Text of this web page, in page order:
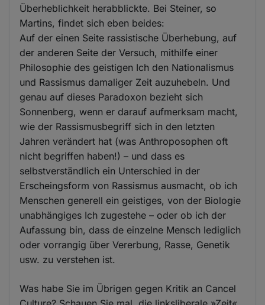
Überheblichkeit herabblickte. Bei Steiner, so
Martins, findet sich eben beides:
Auf der einen Seite rassistische Überhebung, auf
der anderen Seite der Versuch, mithilfe einer
Philosophie des geistigen Ich den Nationalismus
und Rassismus damaliger Zeit auzuhebeln. Und
genau auf dieses Paradoxon bezieht sich
Sonnenberg, wenn er darauf aufmerksam macht,
wie der Rassismusbegriff sich in den letzten
Jahren verändert hat (was Anthroposophen oft
nicht begriffen haben!) – und dass es
selbstverständlich ein Unterschied in der
Erscheingsform von Rassismus ausmacht, ob ich
Menschen generell ein geistiges, von der Biologie
unabhängiges Ich zugestehe – oder ob ich der
Aufassung bin, dass de einzelne Mensch lediglich
oder vorrangig über Vererbung, Rasse, Genetik
usw. zu verstehen ist.
Was habe Sie im Übrigen gegen Kritik an Cancel